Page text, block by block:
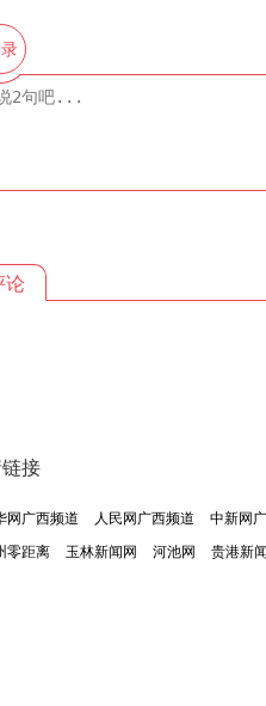
论
接
网广西频道 人民网广西频道 中新网
零距离
玉林新闻网 河池网 贵港新